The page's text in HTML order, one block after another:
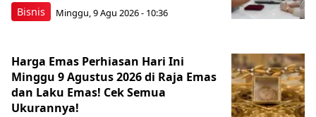
Bisnis Minggu, 9 Agu 2026 - 10:36
Harga Emas Perhiasan Hari Ini
Minggu 9 Agustus 2026 di Raja Emas
dan Laku Emas! Cek Semua
Ukurannya!